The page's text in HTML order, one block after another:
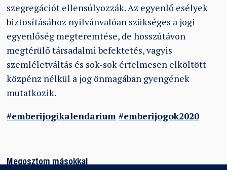
szegregációt ellensúlyozzák. Az egyenlő esélyek
biztosításához nyilvánvalóan szükséges a jogi
egyenlőség megteremtése, de hosszútávon
megtérülő társadalmi befektetés, vagyis
szemléletváltás és sok-sok értelmesen elköltött
közpénz nélkül a jog önmagában gyengének
mutatkozik.
#emberijogikalendarium #emberijogok2020
Megosztom másokkal